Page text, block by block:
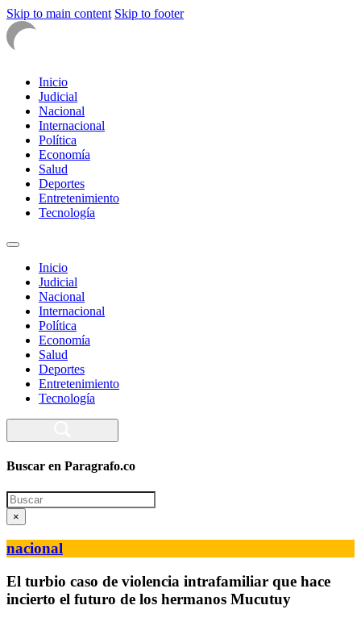
Skip to main content Skip to footer
Inicio
Judicial
Nacional
Internacional
Política
Economía
Salud
Deportes
Entretenimiento
Tecnología
Inicio
Judicial
Nacional
Internacional
Política
Economía
Salud
Deportes
Entretenimiento
Tecnología
Buscar en Paragrafo.co
Search
×
nacional
El turbio caso de violencia intrafamiliar que hace
incierto el futuro de los hermanos Mucutuy